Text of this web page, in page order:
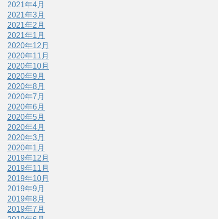
2021年4月
2021年3月
2021年2月
2021年1月
2020年12月
2020年11月
2020年10月
2020年9月
2020年8月
2020年7月
2020年6月
2020年5月
2020年4月
2020年3月
2020年1月
2019年12月
2019年11月
2019年10月
2019年9月
2019年8月
2019年7月